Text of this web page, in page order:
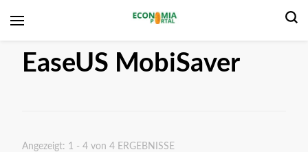
EaseUS MobiSaver
Angezeigt: 1 - 4 von 4 ERGEBNISSE